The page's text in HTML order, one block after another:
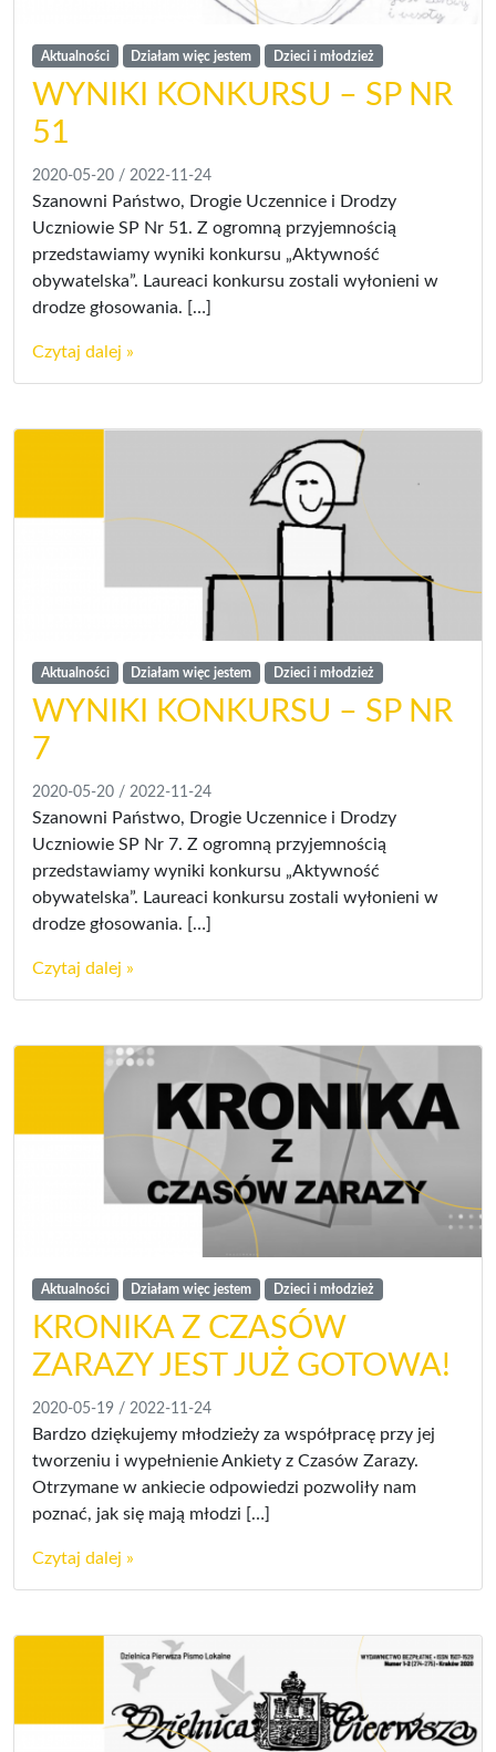
Aktualności Działam więc jestem Dzieci i młodzież
WYNIKI KONKURSU – SP NR
51
2020-05-20 / 2022-11-24
Szanowni Państwo, Drogie Uczennice i Drodzy
Uczniowie SP Nr 51. Z ogromną przyjemnością
przedstawiamy wyniki konkursu „Aktywność
obywatelska”. Laureaci konkursu zostali wyłonieni w
drodze głosowania. […]
Czytaj dalej »
Aktualności Działam więc jestem Dzieci i młodzież
WYNIKI KONKURSU – SP NR
7
2020-05-20 / 2022-11-24
Szanowni Państwo, Drogie Uczennice i Drodzy
Uczniowie SP Nr 7. Z ogromną przyjemnością
przedstawiamy wyniki konkursu „Aktywność
obywatelska”. Laureaci konkursu zostali wyłonieni w
drodze głosowania. […]
Czytaj dalej »
Aktualności Działam więc jestem Dzieci i młodzież
KRONIKA Z CZASÓW
ZARAZY JEST JUŻ GOTOWA!
2020-05-19 / 2022-11-24
Bardzo dziękujemy młodzieży za współpracę przy jej
tworzeniu i wypełnienie Ankiety z Czasów Zarazy.
Otrzymane w ankiecie odpowiedzi pozwoliły nam
poznać, jak się mają młodzi […]
Czytaj dalej »